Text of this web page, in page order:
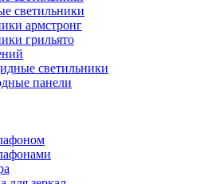
светильники
армстронг
грильято
светильники
панели